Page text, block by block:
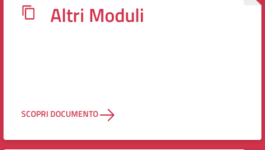
Altri Moduli
SCOPRI DOCUMENTO